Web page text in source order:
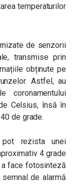
temperaturilor
de senzorii
transmise prin
obținute pe
Astfel, au
coronamentului
Celsius, însă în
de grade.
pot rezista unei
4 grade
a face fotosinteză
de alarmă